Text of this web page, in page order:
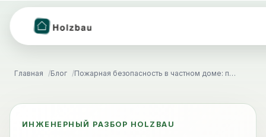
Главная Блог Пожарная безопасность в частном доме: полное руководство для владельца в 2025 году
ИНЖЕНЕРНЫЙ РАЗБОР HOLZBAU